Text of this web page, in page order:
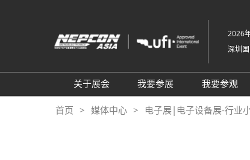
跳
转
容
2026
深圳
关于展会
组织架构
我要参展
参展申请
我要参观
参观登
TAP
首页 媒体中心 电子展|电子设备展-行业